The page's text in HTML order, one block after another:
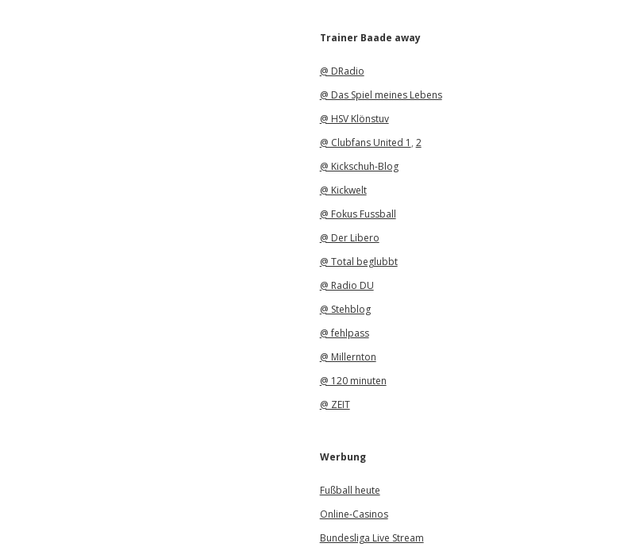
iTrainer Baade away
@ DRadio
@ Das Spiel meines Lebens
@ HSV Klönstuv
@ Clubfans United 1 , 2
@ Kickschuh-Blog
@ Kickwelt
@ Fokus Fussball
@ Der Libero
@ Total beglubbt
@ Radio DU
@ Stehblog
@ fehlpass
@ Millernton
@ 120 minuten
@ ZEIT
Werbung
Fußball heute
Online-Casinos
Bundesliga Live Stream